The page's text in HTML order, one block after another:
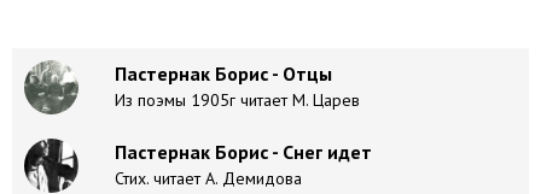
Пастернак Борис - Отцы
Из поэмы 1905г читает М. Царев
Пастернак Борис - Снег идет
Стих. читает А. Демидова